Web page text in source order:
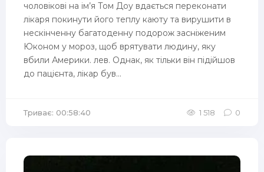
чоловікові на ім’я Том Доу вдається переконати
лікаря покинути його теплу каюту та вирушити в
нескінченну багатоденну подорож засніженим
Юконом у мороз, щоб врятувати людину, яку
вбили Америки. лев. Однак, як тільки він підійшов
до пацієнта, лікар був...
Триває: 00:58:40 1 518 0